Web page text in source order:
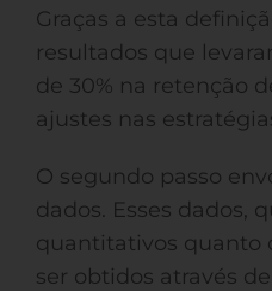
Graças a esta
resultados que
de 30% na retenção
ajustes nas
O segundo passo
dados. Esses dados,
quantitativos quanto
ser obtidos através